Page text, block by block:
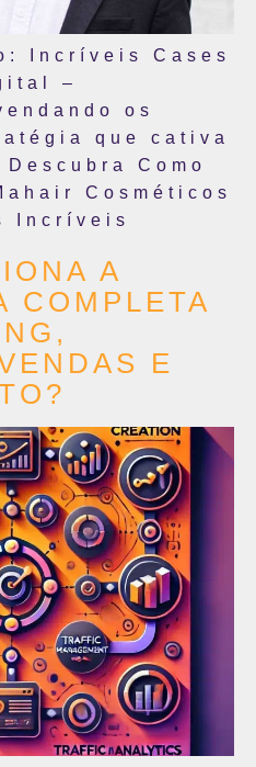
Incríveis Cases
–
os
que cativa
Como
Cosméticos
Incríveis
A
COMPLETA
E